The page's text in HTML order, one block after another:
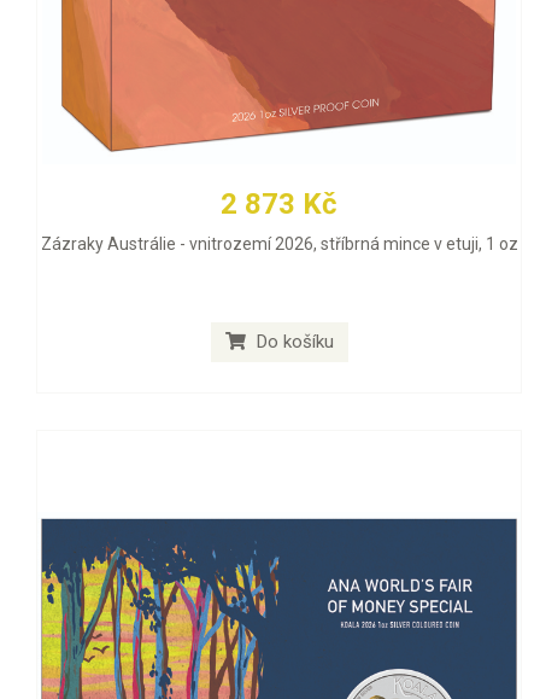
2 873 Kč
Zázraky Austrálie - vnitrozemí 2026, stříbrná mince v etuji, 1 oz
Do košíku